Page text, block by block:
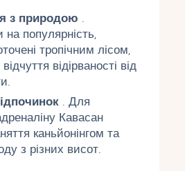
з природою .
популярність,
тропічним лісом,
відірваності від
. Для
Кавасан
каньйонінгом та
з різних висот.